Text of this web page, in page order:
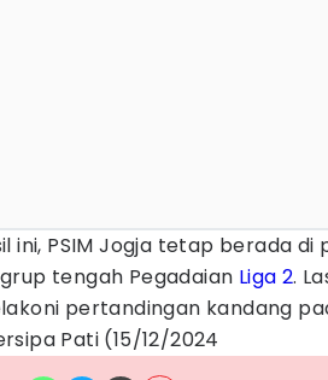
ini, PSIM Jogja tetap berada di
tengah Pegadaian Liga 2.
pertandingan kandang
Pati (15/12/2024